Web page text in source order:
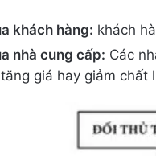
khách hàng: khách
nhà cung cấp: Các
giá hay giảm chất